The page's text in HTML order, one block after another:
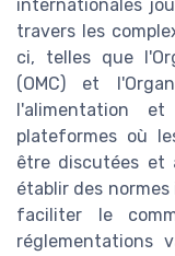
internationales
travers les
ci, telles que
(OMC) et
l'alimentation
plateformes où
être discutées et
établir des
faciliter le
réglementations